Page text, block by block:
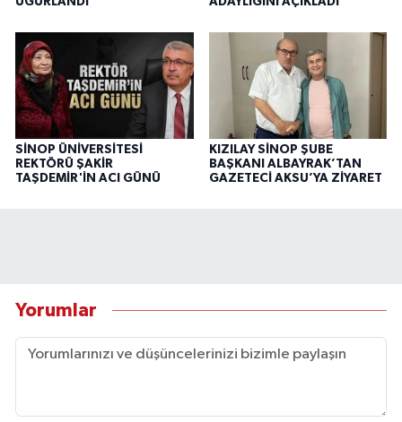
SİNOP ÜNİVERSİTESİ
REKTÖRÜ ŞAKİR
TAŞDEMİR'İN ACI GÜNÜ
KIZILAY SİNOP ŞUBE
BAŞKANI ALBAYRAK’TAN
GAZETECİ AKSU’YA ZİYARET
Yorumlar